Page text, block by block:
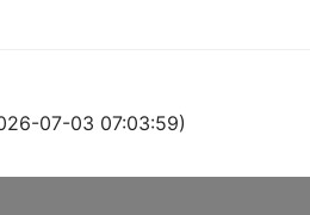
07-03 07:03:59)